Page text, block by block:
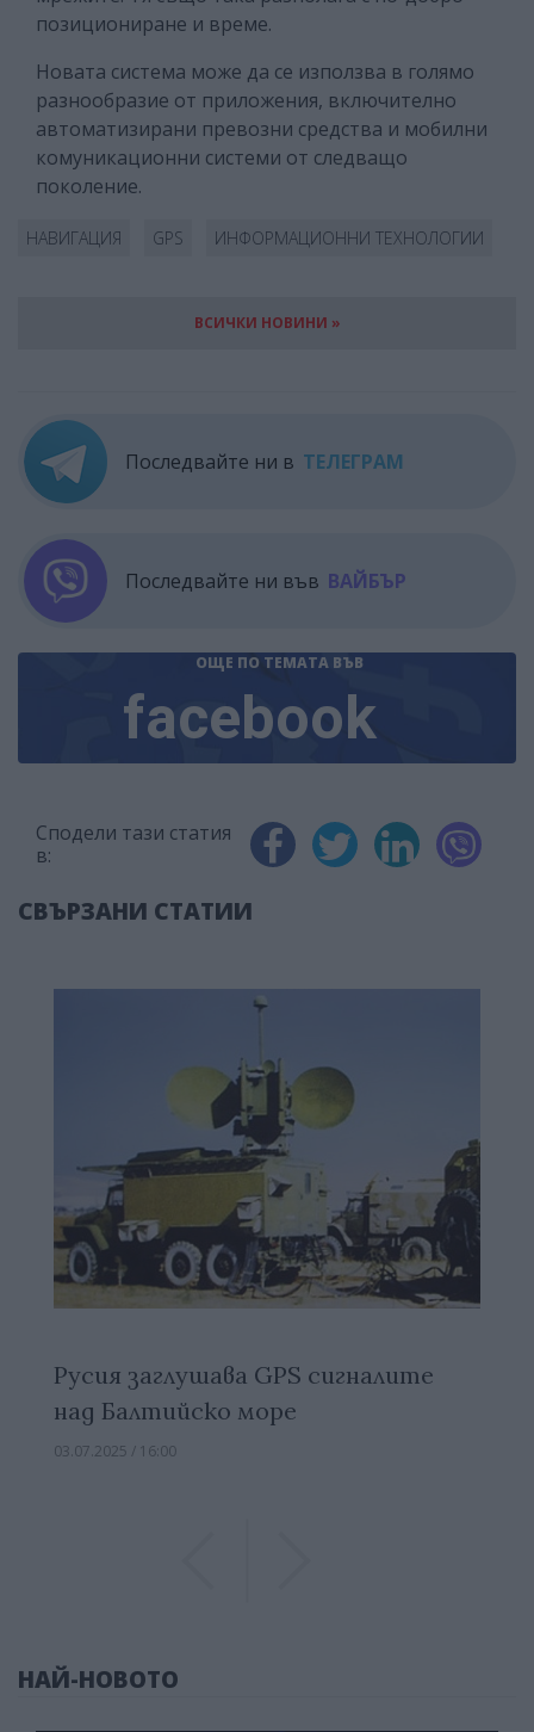
позициониране и време.
Новата система може да се използва в голямо
разнообразие от приложения, включително
автоматизирани превозни средства и мобилни
комуникационни системи от следващо
поколение.
НАВИГАЦИЯ GPS ИНФОРМАЦИОННИ ТЕХНОЛОГИИ
ВСИЧКИ НОВИНИ »
Последвайте ни в ТЕЛЕГРАМ
Последвайте ни във ВАЙБЪР
ОЩЕ ПО ТЕМАТА ВЪВ
facebook
Сподели тази статия
в:
СВЪРЗАНИ СТАТИИ
Русия заглушава GPS сигналите
над Балтийско море
03.07.2025 / 16:00
НАЙ-НОВОТО